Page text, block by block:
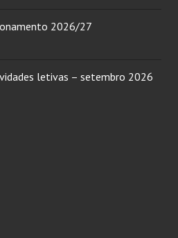
2026/27
letivas – setembro 2026